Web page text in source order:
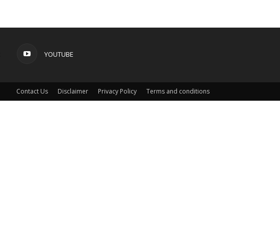
YOUTUBE
Contact Us Disclaimer Privacy Policy Terms and conditions